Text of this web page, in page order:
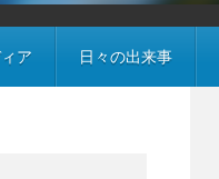
ア 日々の出来事